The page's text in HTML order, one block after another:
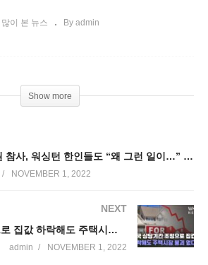
많이 본 뉴스 By admin
Show more
이태원 참사, 워싱턴 한인들도 “왜 그런 일이…” 애도의 물결
NOVEMBER 1, 2022
NEXT
미국 상당기간 조정으로 집값 하락해도 주택시장 붕괴 없다
admin NOVEMBER 1, 2022